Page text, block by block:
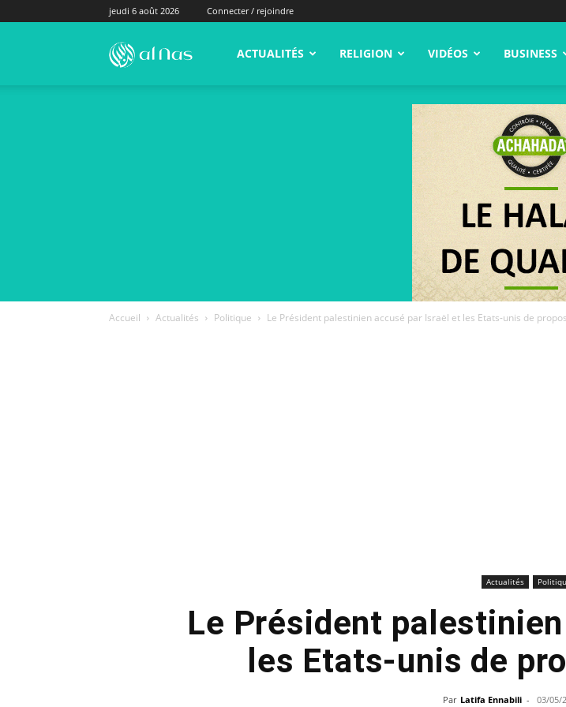
jeudi 6 août 2026 Connecter / rejoindre
alNas.fr ACTUALITÉS RELIGION VIDÉOS BUSINESS
Accueil Actualités Politique Le Président palestinien accusé par Israël et les Etats-unis de
Actualités
Le Président
les Etats-unis de
Par Latifa Ennabili - 03/05/